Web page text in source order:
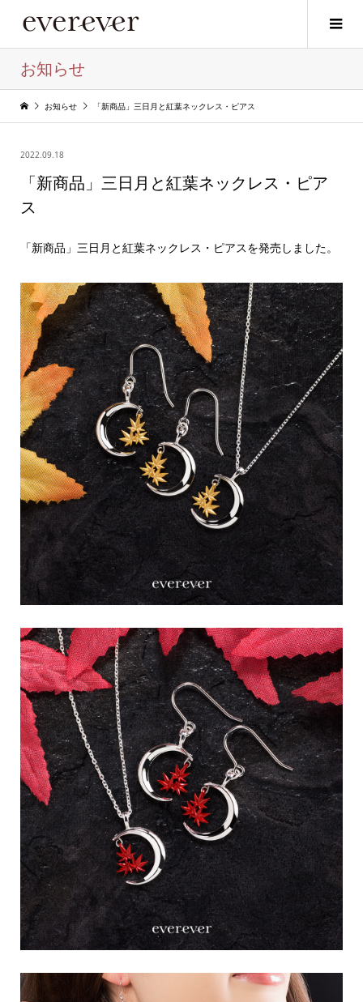
お知らせ
お知らせ 「新商品」三日月と紅葉ネックレス・ピアス
2022.09.18
「新商品」三日月と紅葉ネックレス・ピア
ス
「新商品」三日月と紅葉ネックレス・ピアスを発売しました。